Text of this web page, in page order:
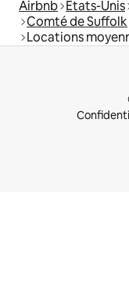
Airbnb États-Unis
Comté de Suffolk
Locations